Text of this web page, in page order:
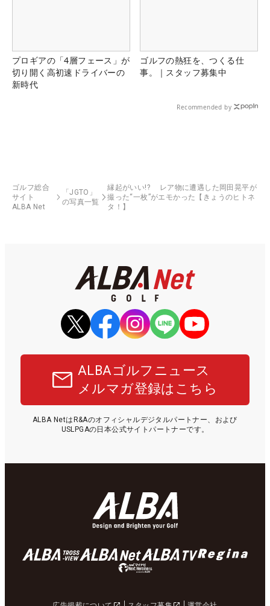
プロギアの「4層フェース」が
切り開く高初速ドライバーの
新時代
ゴルフの熱狂を、つくる仕
事。｜スタッフ募集中
Recommended by
ゴルフ総合
サイト
ALBA Net
「JGTO」
の写真一覧
縁起がいい!? レア物に遭遇した岡田晃平が
撮った“一枚”がエモかった【きょうのヒトネ
タ！】
ALBAゴルフニュース
メルマガ登録はこちら
ALBA NetはR&Aのオフィシャルデジタルパートナー、および
USLPGAの日本公式サイトパートナーです。